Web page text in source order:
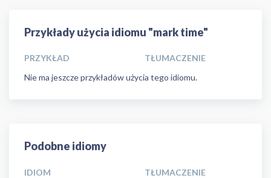
Przykłady użycia idiomu "mark time"
PRZYKŁAD
TŁUMACZENIE
Nie ma jeszcze przykładów użycia tego idiomu.
Podobne idiomy
IDIOM TŁUMACZENIE